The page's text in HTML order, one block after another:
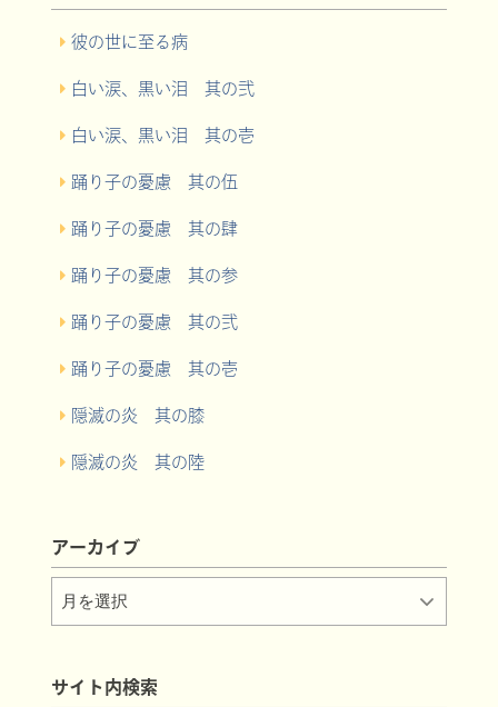
彼の世に至る病
白い涙、黒い泪 其の弐
白い涙、黒い泪 其の壱
踊り子の憂慮 其の伍
踊り子の憂慮 其の肆
踊り子の憂慮 其の参
踊り子の憂慮 其の弐
踊り子の憂慮 其の壱
隠滅の炎 其の膝
隠滅の炎 其の陸
アーカイブ
サイト内検索